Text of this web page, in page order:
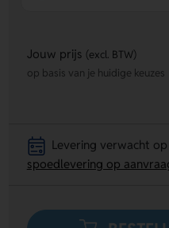
Jouw prijs (excl. BTW)
op basis van je huidige keuzes
Levering verwacht op
spoedlevering op